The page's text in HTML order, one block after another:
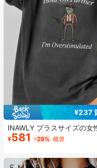
4.87 1.1M
1.1M
4.87 1.1M
¥237
INAWLY プラスサイズの女
ュアルスローガンプリント
ルーネックTシャツ、夏用
¥581 -29% 概算